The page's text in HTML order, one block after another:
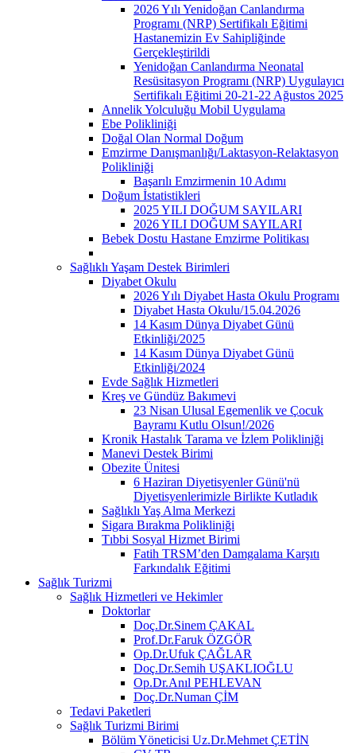
2026 Yılı Yenidoğan Canlandırma
Programı (NRP) Sertifikalı Eğitimi
Hastanemizin Ev Sahipliğinde
Gerçekleştirildi
Yenidoğan Canlandırma Neonatal
Resüsitasyon Programı (NRP) Uygulayıcı
Sertifikalı Eğitimi 20-21-22 Ağustos 2025
Annelik Yolculuğu Mobil Uygulama
Ebe Polikliniği
Doğal Olan Normal Doğum
Emzirme Danışmanlığı/Laktasyon-Relaktasyon
Polikliniği
Başarılı Emzirmenin 10 Adımı
Doğum İstatistikleri
2025 YILI DOĞUM SAYILARI
2026 YILI DOĞUM SAYILARI
Bebek Dostu Hastane Emzirme Politikası
Sağlıklı Yaşam Destek Birimleri
Diyabet Okulu
2026 Yılı Diyabet Hasta Okulu Programı
Diyabet Hasta Okulu/15.04.2026
14 Kasım Dünya Diyabet Günü
Etkinliği/2025
14 Kasım Dünya Diyabet Günü
Etkinliği/2024
Evde Sağlık Hizmetleri
Kreş ve Gündüz Bakımevi
23 Nisan Ulusal Egemenlik ve Çocuk
Bayramı Kutlu Olsun!/2026
Kronik Hastalık Tarama ve İzlem Polikliniği
Manevi Destek Birimi
Obezite Ünitesi
6 Haziran Diyetisyenler Günü'nü
Diyetisyenlerimizle Birlikte Kutladık
Sağlıklı Yaş Alma Merkezi
Sigara Bırakma Polikliniği
Tıbbi Sosyal Hizmet Birimi
Fatih TRSM’den Damgalama Karşıtı
Farkındalık Eğitimi
Sağlık Turizmi
Sağlık Hizmetleri ve Hekimler
Doktorlar
Doç.Dr.Sinem ÇAKAL
Prof.Dr.Faruk ÖZGÖR
Op.Dr.Ufuk ÇAĞLAR
Doç.Dr.Semih UŞAKLIOĞLU
Op.Dr.Anıl PEHLEVAN
Doç.Dr.Numan ÇİM
Tedavi Paketleri
Sağlık Turizmi Birimi
Bölüm Yöneticisi Uz.Dr.Mehmet ÇETİN